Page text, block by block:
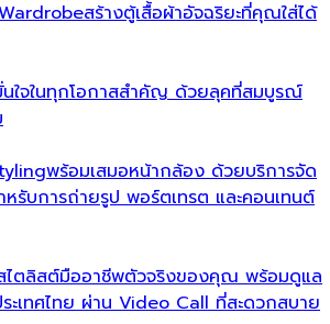
สร้างตู้เสื้อผ้าอัจฉริยะที่คุณใส่ได้
ใจในทุกโอกาสสำคัญ ด้วยลุคที่สมบูรณ์
พร้อมเสมอหน้ากล้อง ด้วยบริการจัด
รับการถ่ายรูป พอร์ตเทรต และคอนเทนต์
ไตลิสต์มืออาชีพตัวจริงของคุณ พร้อมดูแล
ะเทศไทย ผ่าน Video Call ที่สะดวกสบาย